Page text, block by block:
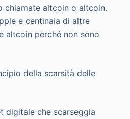
chiamate altcoin o altcoin.
e centinaia di altre
altcoin perché non sono
della scarsità delle
digitale che scarseggia